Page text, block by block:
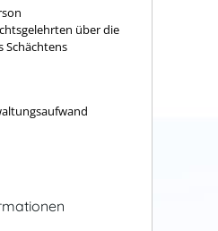
über die
Schächtens